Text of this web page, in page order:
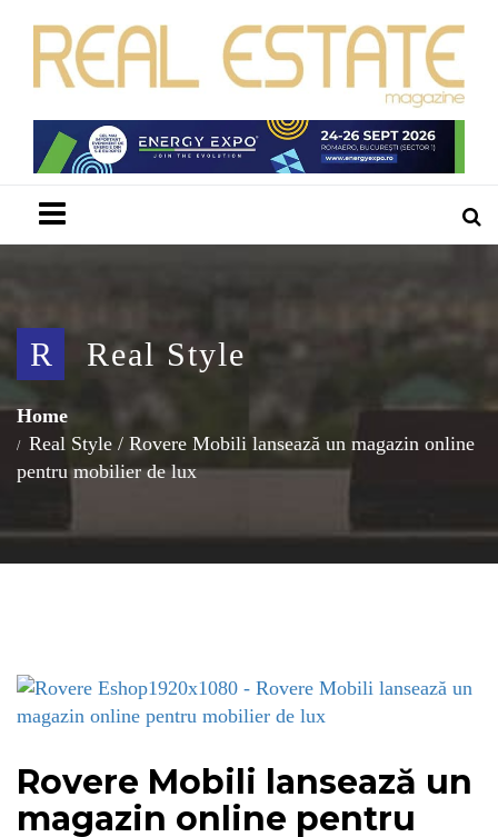
R Real Style
Home
Real Style / Rovere Mobili lansează un magazin online
pentru mobilier de lux
Rovere Mobili lansează un
magazin online pentru